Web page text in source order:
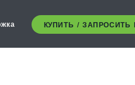
КУПИТЬ / ЗАПРОСИТЬ